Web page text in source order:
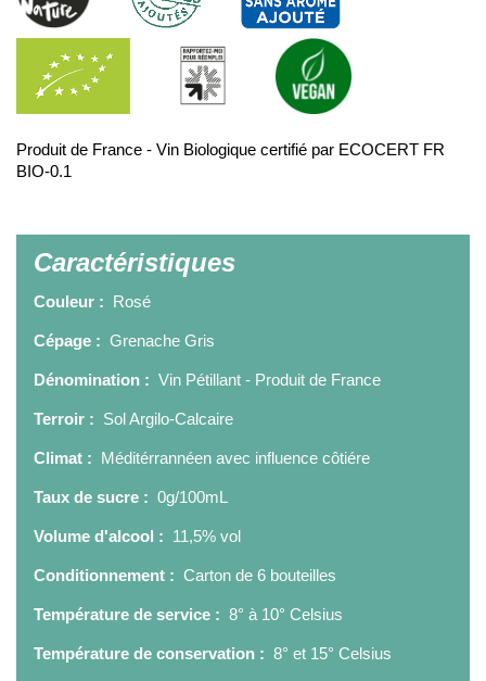
Produit de France - Vin Biologique certifié par ECOCERT FR
BIO-0.1
Caractéristiques
Couleur : Rosé
Cépage : Grenache Gris
Dénomination : Vin Pétillant - Produit de France
Terroir : Sol Argilo-Calcaire
Climat : Méditérrannéen avec influence côtiére
Taux de sucre : 0g/100mL
Volume d'alcool : 11,5% vol
Conditionnement : Carton de 6 bouteilles
Température de service : 8° à 10° Celsius
Température de conservation : 8° et 15° Celsius